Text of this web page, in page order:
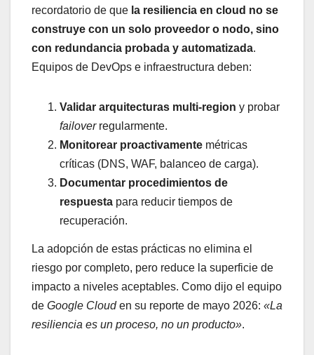
recordatorio de que la resiliencia en cloud no se
construye con un solo proveedor o nodo, sino
con redundancia probada y automatizada.
Equipos de DevOps e infraestructura deben:
Validar arquitecturas multi-region y probar
failoverregularmente.
Monitorear proactivamente métricas
críticas (DNS, WAF, balanceo de carga).
Documentar procedimientos de
respuesta para reducir tiempos de
recuperación.
La adopción de estas prácticas no elimina el
riesgo por completo, pero reduce la superficie de
impacto a niveles aceptables. Como dijo el equipo
de Google Clouden su reporte de mayo 2026: «La
resiliencia es un proceso, no un producto».